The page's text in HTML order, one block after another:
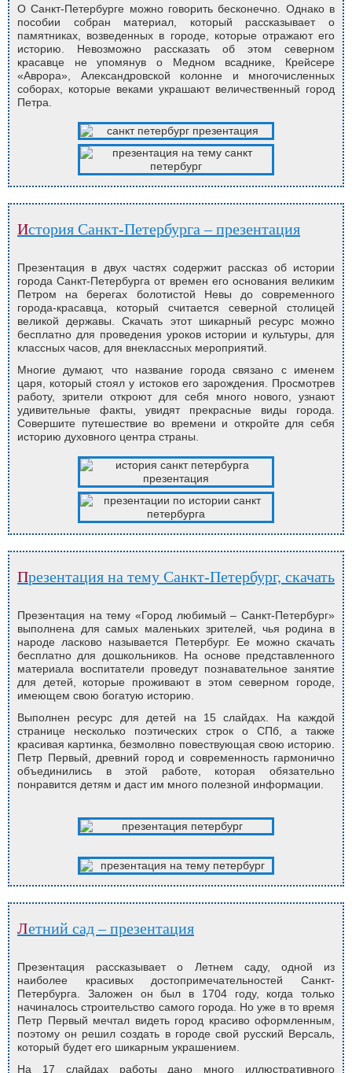
О Санкт-Петербурге можно говорить бесконечно. Однако в
пособии собран материал, который рассказывает о
памятниках, возведенных в городе, которые отражают его
историю. Невозможно рассказать об этом северном
красавце не упомянув о Медном всаднике, Крейсере
«Аврора», Александровской колонне и многочисленных
соборах, которые веками украшают величественный город
Петра.
История Санкт-Петербурга – презентация
Презентация в двух частях содержит рассказ об истории
города Санкт-Петербурга от времен его основания великим
Петром на берегах болотистой Невы до современного
города-красавца, который считается северной столицей
великой державы. Скачать этот шикарный ресурс можно
бесплатно для проведения уроков истории и культуры, для
классных часов, для внеклассных мероприятий.
Многие думают, что название города связано с именем
царя, который стоял у истоков его зарождения. Просмотрев
работу, зрители откроют для себя много нового, узнают
удивительные факты, увидят прекрасные виды города.
Совершите путешествие во времени и откройте для себя
историю духовного центра страны.
Презентация на тему Санкт-Петербург, скачать
Презентация на тему «Город любимый – Санкт-Петербург»
выполнена для самых маленьких зрителей, чья родина в
народе ласково называется Петербург. Ее можно скачать
бесплатно для дошкольников. На основе представленного
материала воспитатели проведут познавательное занятие
для детей, которые проживают в этом северном городе,
имеющем свою богатую историю.
Выполнен ресурс для детей на 15 слайдах. На каждой
странице несколько поэтических строк о СПб, а также
красивая картинка, безмолвно повествующая свою историю.
Петр Первый, древний город и современность гармонично
объединились в этой работе, которая обязательно
понравится детям и даст им много полезной информации.
Летний сад – презентация
Презентация рассказывает о Летнем саду, одной из
наиболее красивых достопримечательностей Санкт-
Петербурга. Заложен он был в 1704 году, когда только
начиналось строительство самого города. Но уже в то время
Петр Первый мечтал видеть город красиво оформленным,
поэтому он решил создать в городе свой русский Версаль,
который будет его шикарным украшением.
На 17 слайдах работы дано много иллюстративного